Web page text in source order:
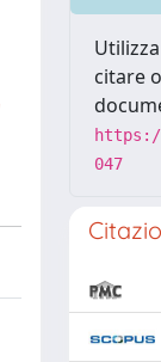
citare
047